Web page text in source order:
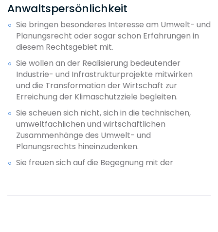
Anwaltspersönlichkeit
Sie bringen besonderes Interesse am Umwelt- und
Planungsrecht oder sogar schon Erfahrungen in
diesem Rechtsgebiet mit.
Sie wollen an der Realisierung bedeutender
Industrie- und Infrastrukturprojekte mitwirken
und die Transformation der Wirtschaft zur
Erreichung der Klimaschutzziele begleiten.
Sie scheuen sich nicht, sich in die technischen,
umweltfachlichen und wirtschaftlichen
Zusammenhänge des Umwelt- und
Planungsrechts hineinzudenken.
Sie freuen sich auf die Begegnung mit der